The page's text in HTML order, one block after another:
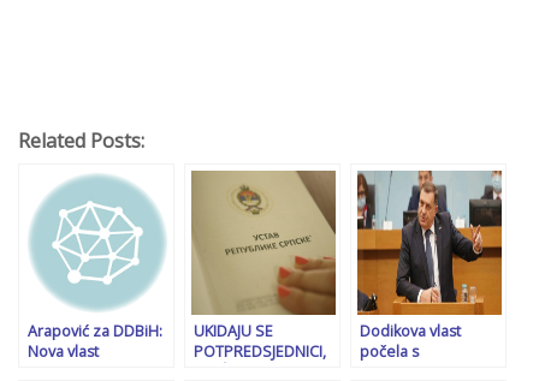
Related Posts:
Arapović za DDBiH:
Nova vlast
UKIDAJU SE
POTPREDSJEDNICI,
Dodikova vlast
počela s